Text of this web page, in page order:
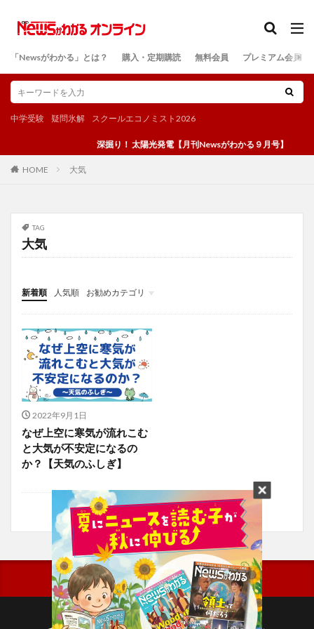
「Newsがわかる」とは？ 購入・定期購読 無料会員 プレミアム会員
中学受験 疑問氷解 スクールエコノミスト2026
深掘り！ 太陽光発電【月刊Newsがわかる９月号】
HOME 大気
TAG
大気
新着順 人気順
お勧めカテゴリ
投稿
学び
マンガ
電子書籍
2022年9月1日
なぜ上空に寒気が流れこむ
と大気が不安定になるの
か？【天気のふしぎ】
検索